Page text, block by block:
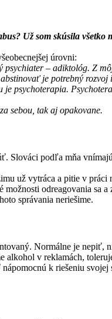
Už som skúsila
úrovni:
– adiktológ. Z
je potrebný
psychoterapia.
sebou, tak aj opakovane.
Slováci podľa mňa
už vytráca a pitie v práci
odreagovania sa
správania neriešime.
Normálne je nepiť,
v reklamách,
k riešeniu